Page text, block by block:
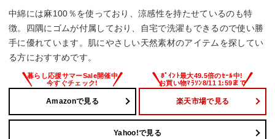
中綿には麻100％を使っており、涼感性を持たせているのも特
徴。四隅にゴムが付属しており、自宅で洗濯もできるので使い勝
手に優れています。肌にやさしい天然素材のアイテムを探してい
る方におすすめです。
Amazonで見る 楽天市場で見る
Yahoo!で見る